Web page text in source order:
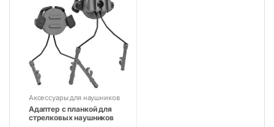
Аксессуары для наушников
Адаптер с планкой для
стрелковых наушников